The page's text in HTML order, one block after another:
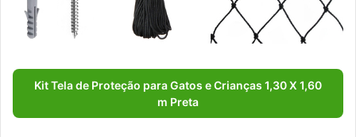
Kit Tela de Proteção para Gatos e Crianças 1,30 X 1,60
m Preta